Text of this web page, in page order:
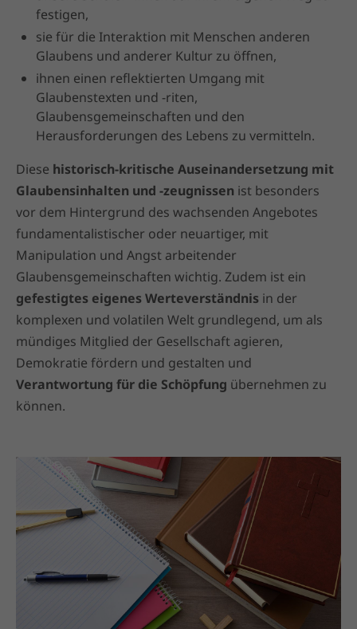
festigen,
sie für die Interaktion mit Menschen anderen
Glaubens und anderer Kultur zu öffnen,
ihnen einen reflektierten Umgang mit
Glaubenstexten und -riten,
Glaubensgemeinschaften und den
Herausforderungen des Lebens zu vermitteln.
Diese historisch-kritische Auseinandersetzung mit
Glaubensinhalten und -zeugnissen ist besonders
vor dem Hintergrund des wachsenden Angebotes
fundamentalistischer oder neuartiger, mit
Manipulation und Angst arbeitender
Glaubensgemeinschaften wichtig. Zudem ist ein
gefestigtes eigenes Werteverständnis in der
komplexen und volatilen Welt grundlegend, um als
mündiges Mitglied der Gesellschaft agieren,
Demokratie fördern und gestalten und
Verantwortung für die Schöpfung übernehmen zu
können.